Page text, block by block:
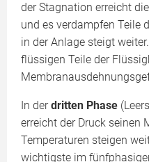
der Stagnation erreicht
und es verdampfen Teile
in der Anlage steigt
flüssigen Teile der
In derdritten Phase
erreicht der Druck seinen
Temperaturen steigen
wichtigste im